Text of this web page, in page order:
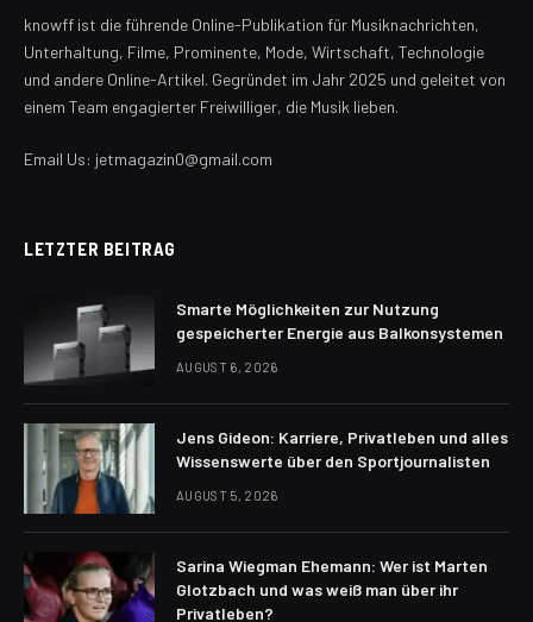
knowff ist die führende Online-Publikation für Musiknachrichten,
Unterhaltung, Filme, Prominente, Mode, Wirtschaft, Technologie
und andere Online-Artikel. Gegründet im Jahr 2025 und geleitet von
einem Team engagierter Freiwilliger, die Musik lieben.
Email Us: jetmagazin0@gmail.com
LETZTER BEITRAG
Smarte Möglichkeiten zur Nutzung
gespeicherter Energie aus Balkonsystemen
AUGUST 6, 2026
Jens Gideon: Karriere, Privatleben und alles
Wissenswerte über den Sportjournalisten
AUGUST 5, 2026
Sarina Wiegman Ehemann: Wer ist Marten
Glotzbach und was weiß man über ihr
Privatleben?